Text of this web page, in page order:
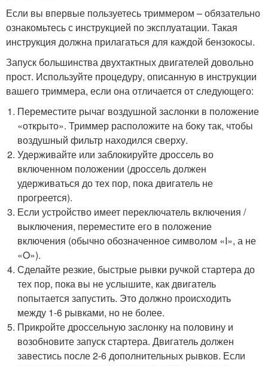
Если вы впервые пользуетесь триммером – обязательно
ознакомьтесь с инструкцией по эксплуатации. Такая
инструкция должна прилагаться для каждой бензокосы.
Запуск большинства двухтактных двигателей довольно
прост. Используйте процедуру, описанную в инструкции
вашего триммера, если она отличается от следующего:
Переместите рычаг воздушной заслонки в положение
«открыто». Триммер расположите на боку так, чтобы
воздушный фильтр находился сверху.
Удерживайте или заблокируйте дроссель во
включенном положении (дроссель должен
удерживаться до тех пор, пока двигатель не
прогреется).
Если устройство имеет переключатель включения /
выключения, переместите его в положение
включения (обычно обозначенное символом «I», а не
«O»).
Сделайте резкие, быстрые рывки ручкой стартера до
тех пор, пока вы не услышите, как двигатель
попытается запустить. Это должно происходить
между 1-6 рывками, но не более.
Прикройте дроссельную заслонку на половину и
возобновите запуск стартера. Двигатель должен
завестись после 2-6 дополнительных рывков. Если